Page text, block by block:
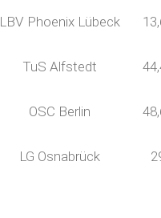
LBV Phoenix Lübeck
TuS Alfstedt
OSC Berlin
LG Osnabrück